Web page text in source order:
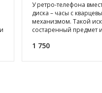
У ретро-телефона
диска – часы с
механизмом. Такой
состаренный предмет
1 750